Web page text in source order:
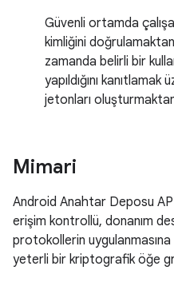
Güvenli ortamda
kimliğini
zamanda belirli bir
yapıldığını
jetonları
Mimari
Android Anahtar Deposu
erişim kontrollü, donanım
protokollerin
yeterli bir kriptografik öğe